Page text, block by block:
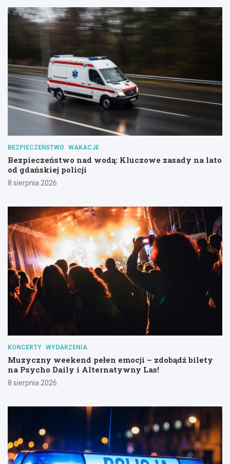
BEZPIECZEŃSTWO WAKACJE
Bezpieczeństwo nad wodą: Kluczowe zasady na lato
od gdańskiej policji
8 sierpnia 2026
KONCERTY WYDARZENIA
Muzyczny weekend pełen emocji – zdobądź bilety
na Psycho Daily i Alternatywny Las!
8 sierpnia 2026